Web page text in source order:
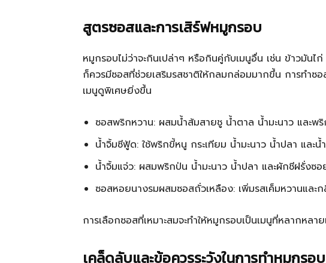
สูตรซอสและการเสิร์ฟหมูกรอบ
หมูกรอบไม่ว่าจะกินเปล่าๆ หรือกินคู่กับเมนูอื่น เช่น ข้าวมัน
ก็ควรมีซอสที่ช่วยเสริมรสชาติให้กลมกล่อมมากขึ้น การทำซ
เมนูดูพิเศษยิ่งขึ้น
ซอสพริกหวาน: ผสมน้ำส้มสายชู น้ำตาล น้ำมะนาว และพ
น้ำจิ้มซีฟู้ด: ใช้พริกขี้หนู กระเทียม น้ำมะนาว น้ำปลา และน้
น้ำจิ้มแจ่ว: ผสมพริกป่น น้ำมะนาว น้ำปลา และผักชีฝรั่งซอ
ซอสหอยนางรมผสมซอสถั่วเหลือง: เพิ่มรสเค็มหวานและ
การเลือกซอสที่เหมาะสมจะทำให้หมูกรอบเป็นเมนูที่หลากหล
เคล็ดลับและข้อควรระวังในการทำหมูกรอ